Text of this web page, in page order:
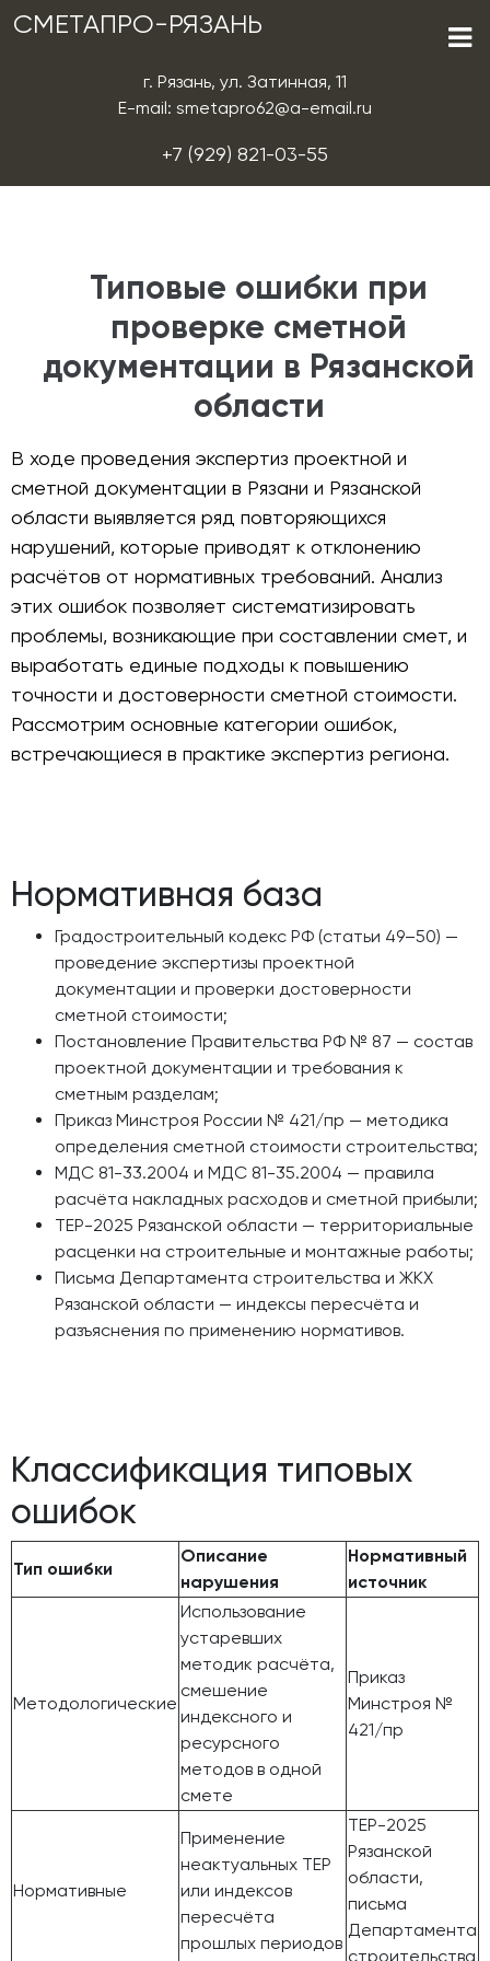
СМЕТАПРО-РЯЗАНЬ
г. Рязань, ул. Затинная, 11
E-mail: smetapro62@a-email.ru
+7 (929) 821-03-55
Типовые ошибки при
проверке сметной
документации в Рязанской
области
В ходе проведения экспертиз проектной и
сметной документации в Рязани и Рязанской
области выявляется ряд повторяющихся
нарушений, которые приводят к отклонению
расчётов от нормативных требований. Анализ
этих ошибок позволяет систематизировать
проблемы, возникающие при составлении смет, и
выработать единые подходы к повышению
точности и достоверности сметной стоимости.
Рассмотрим основные категории ошибок,
встречающиеся в практике экспертиз региона.
Нормативная база
Градостроительный кодекс РФ (статьи 49–50) —
проведение экспертизы проектной
документации и проверки достоверности
сметной стоимости;
Постановление Правительства РФ № 87 — состав
проектной документации и требования к
сметным разделам;
Приказ Минстроя России № 421/пр — методика
определения сметной стоимости строительства;
МДС 81-33.2004 и МДС 81-35.2004 — правила
расчёта накладных расходов и сметной прибыли;
ТЕР-2025 Рязанской области — территориальные
расценки на строительные и монтажные работы;
Письма Департамента строительства и ЖКХ
Рязанской области — индексы пересчёта и
разъяснения по применению нормативов.
Классификация типовых
ошибок
Тип ошибки
Описание
нарушения
Нормативный
источник
Методологические
Использование
устаревших
методик расчёта,
смешение
индексного и
ресурсного
методов в одной
смете
Приказ
Минстроя №
421/пр
Нормативные
Применение
неактуальных ТЕР
или индексов
пересчёта
прошлых периодов
ТЕР-2025
Рязанской
области,
письма
Департамента
строительства